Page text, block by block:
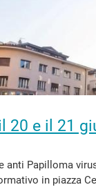
20 e il 21
anti Papilloma
in piazza